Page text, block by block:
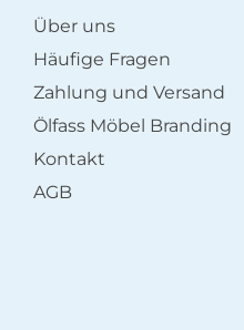
Über uns
Häufige Fragen
Zahlung und Versand
Ölfass Möbel Branding
Kontakt
AGB